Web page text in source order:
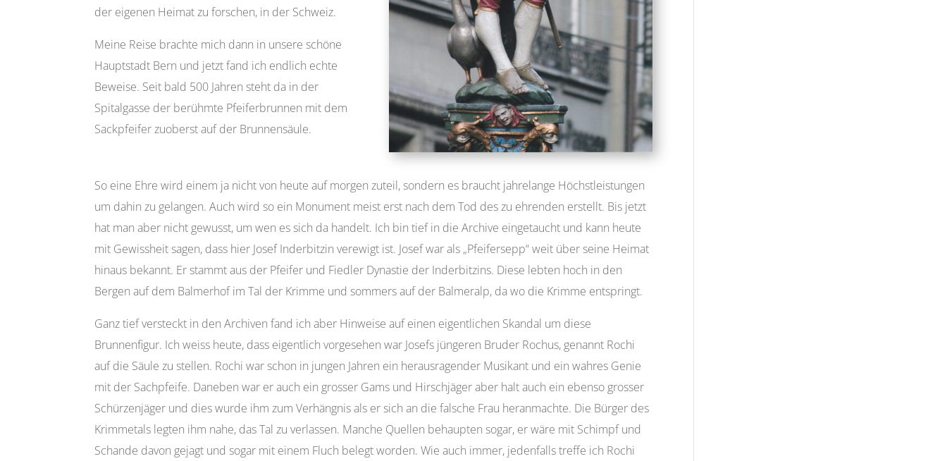
der eigenen Heimat zu forschen, in der Schweiz.
Meine Reise brachte mich dann in unsere schöne
Hauptstadt Bern und jetzt fand ich endlich echte
Beweise. Seit bald 500 Jahren steht da in der
Spitalgasse der berühmte Pfeiferbrunnen mit dem
Sackpfeifer zuoberst auf der Brunnensäule.
So eine Ehre wird einem ja nicht von heute auf morgen zuteil, sondern es braucht jahrelange Höchstleistungen
um dahin zu gelangen. Auch wird so ein Monument meist erst nach dem Tod des zu ehrenden erstellt. Bis jetzt
hat man aber nicht gewusst, um wen es sich da handelt. Ich bin tief in die Archive eingetaucht und kann heute
mit Gewissheit sagen, dass hier Josef Inderbitzin verewigt ist. Josef war als „Pfeifersepp“ weit über seine Heimat
hinaus bekannt. Er stammt aus der Pfeifer und Fiedler Dynastie der Inderbitzins. Diese lebten hoch in den
Bergen auf dem Balmerhof im Tal der Krimme und sommers auf der Balmeralp, da wo die Krimme entspringt.
Ganz tief versteckt in den Archiven fand ich aber Hinweise auf einen eigentlichen Skandal um diese
Brunnenfigur. Ich weiss heute, dass eigentlich vorgesehen war Josefs jüngeren Bruder Rochus, genannt Rochi
auf die Säule zu stellen. Rochi war schon in jungen Jahren ein herausragender Musikant und ein wahres Genie
mit der Sachpfeife. Daneben war er auch ein grosser Gams und Hirschjäger aber halt auch ein ebenso grosser
Schürzenjäger und dies wurde ihm zum Verhängnis als er sich an die falsche Frau heranmachte. Die Bürger des
Krimmetals legten ihm nahe, das Tal zu verlassen. Manche Quellen behaupten sogar, er wäre mit Schimpf und
Schande davon gejagt und sogar mit einem Fluch belegt worden. Wie auch immer, jedenfalls treffe ich Rochi